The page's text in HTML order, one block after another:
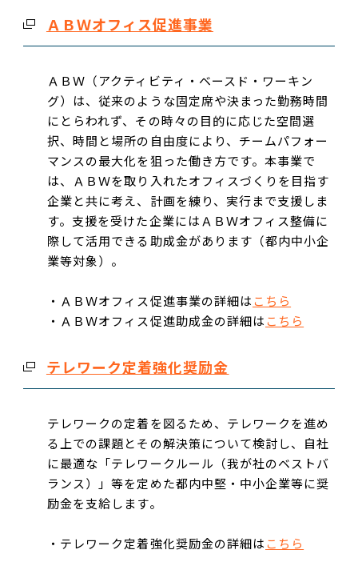
ＡＢＷオフィス促進事業
ＡＢＷ（アクティビティ・ベースド・ワーキン
グ）は、従来のような固定席や決まった勤務時間
にとらわれず、その時々の目的に応じた空間選
択、時間と場所の自由度により、チームパフォー
マンスの最大化を狙った働き方です。本事業で
は、ＡＢＷを取り入れたオフィスづくりを目指す
企業と共に考え、計画を練り、実行まで支援しま
す。支援を受けた企業にはＡＢＷオフィス整備に
際して活用できる助成金があります（都内中小企
業等対象）。
・ＡＢＷオフィス促進事業の詳細はこちら
・ＡＢＷオフィス促進助成金の詳細はこちら
テレワーク定着強化奨励金
テレワークの定着を図るため、テレワークを進め
る上での課題とその解決策について検討し、自社
に最適な「テレワークルール（我が社のベストバ
ランス）」等を定めた都内中堅・中小企業等に奨
励金を支給します。
・テレワーク定着強化奨励金の詳細はこちら